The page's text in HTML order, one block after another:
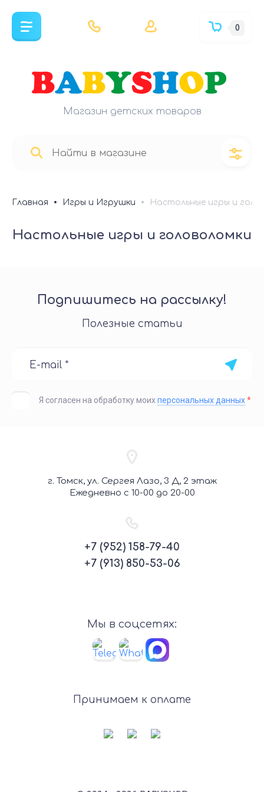
Магазин детских товаров
0
Главная Игры и Игрушки Настольные игры и
Настольные игры и головоломки
Подпишитесь на рассылку!
Полезные статьи
Я согласен на обработку моихперсональных данных*
г. Томск, ул. Сергея Лазо, 3 Д, 2 этаж
Ежедневно с 10-00 до 20-00
+7 (952) 158-79-40
+7 (913) 850-53-06
Мы в соцсетях:
Принимаем к оплате